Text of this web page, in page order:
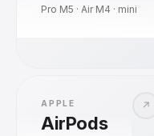
Pro M5 · Air M4 · mini
↗
APPLE
AirPods